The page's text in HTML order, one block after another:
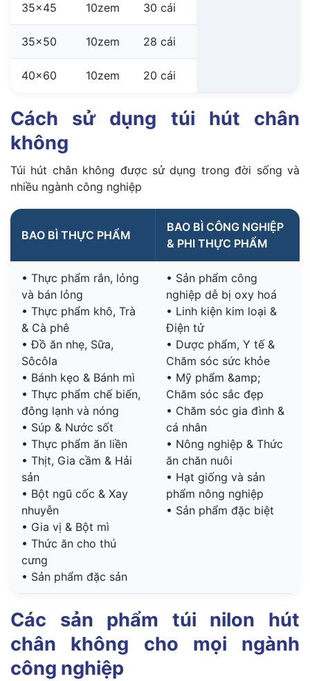
35×45 10zem 30 cái
35×50 10zem 28 cái
40×60 10zem 20 cái
Cách sử dụng túi hút chân
không
Túi hút chân không được sử dụng trong đời sống và
nhiều ngành công nghiệp
BAO BÌ THỰC PHẨM
BAO BÌ CÔNG NGHIỆP
& PHI THỰC PHẨM
• Thực phẩm rắn, lỏng
và bán lỏng
• Thực phẩm khô, Trà
& Cà phê
• Đồ ăn nhẹ, Sữa,
Sôcôla
• Bánh kẹo & Bánh mì
• Thực phẩm chế biến,
đông lạnh và nóng
• Súp & Nước sốt
• Thực phẩm ăn liền
• Thịt, Gia cầm & Hải
sản
• Bột ngũ cốc & Xay
nhuyễn
• Gia vị & Bột mì
• Thức ăn cho thú
cưng
• Sản phẩm đặc sản
• Sản phẩm công
nghiệp dễ bị oxy hoá
• Linh kiện kim loại &
Điện tử
• Dược phẩm, Y tế &
Chăm sóc sức khỏe
• Mỹ phẩm &amp;
Chăm sóc sắc đẹp
• Chăm sóc gia đình &
cá nhân
• Nông nghiệp & Thức
ăn chăn nuôi
• Hạt giống và sản
phẩm nông nghiệp
• Sản phẩm đặc biệt
Các sản phẩm túi nilon hút
chân không cho mọi ngành
công nghiệp